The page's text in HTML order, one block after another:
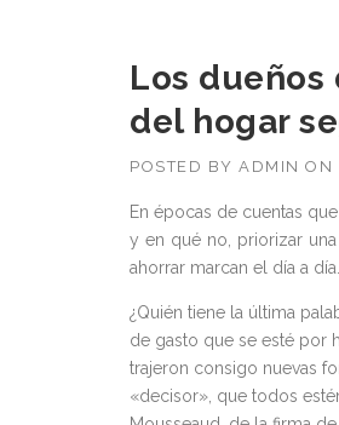
Los
del hogar
POSTED BY ADMIN ON
En épocas de cuentas
y en qué no, priorizar
ahorrar marcan el día a día.
¿Quién tiene la última
de gasto que se esté por
trajeron consigo nuevas
«decisor», que todos